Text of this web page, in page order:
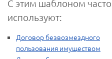
С этим шаблоном часто
используют:
Договор безвозмездного
пользования имуществом